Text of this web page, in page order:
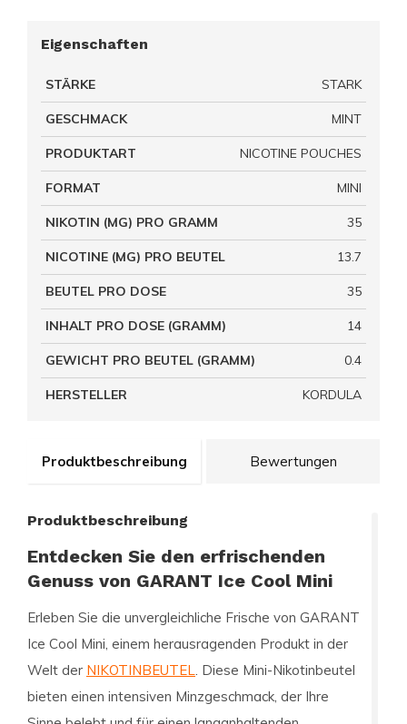
Produktbeschreibung Bewertungen
Produktbeschreibung
Entdecken Sie den erfrischenden
Genuss von GARANT Ice Cool Mini
Erleben Sie die unvergleichliche Frische von GARANT
Ice Cool Mini, einem herausragenden Produkt in der
Welt der NIKOTINBEUTEL. Diese Mini-Nikotinbeutel
bieten einen intensiven Minzgeschmack, der Ihre
Eigenschaften
STÄRKE STARK
GESCHMACK MINT
PRODUKTART NICOTINE POUCHES
FORMAT MINI
NIKOTIN (MG) PRO GRAMM 35
NICOTINE (MG) PRO BEUTEL 13.7
BEUTEL PRO DOSE 35
INHALT PRO DOSE (GRAMM) 14
GEWICHT PRO BEUTEL (GRAMM) 0.4
HERSTELLER KORDULA